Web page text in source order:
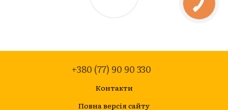
+380 (77) 90 90 330
Контакти
Повна версія сайту